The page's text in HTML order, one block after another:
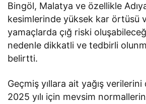
Bingöl, Malatya ve özellikle
kesimlerinde yüksek kar örtüsü
yamaçlarda çığ riski
nedenle dikkatli ve tedbirli
belirtti.
Geçmiş yıllara ait yağış
2025 yılı için mevsim